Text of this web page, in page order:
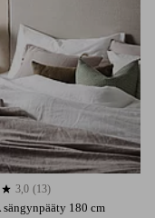
sängynpääty 180 cm
13 arvosanaan
3,0 (13)